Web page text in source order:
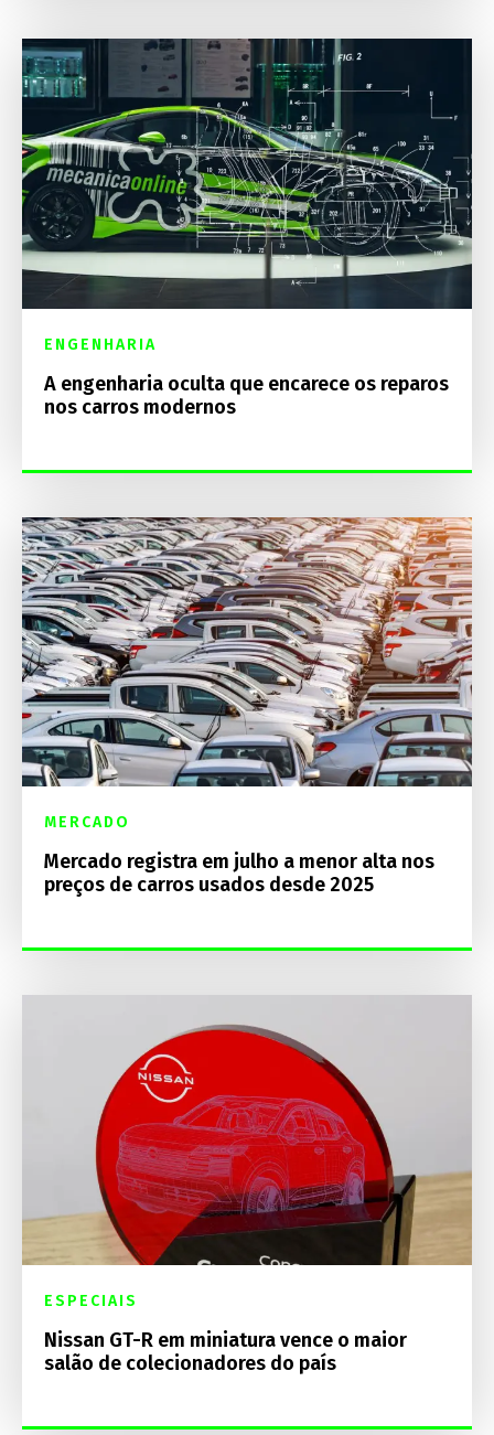
ENGENHARIA
A engenharia oculta que encarece os reparos
nos carros modernos
MERCADO
Mercado registra em julho a menor alta nos
preços de carros usados desde 2025
ESPECIAIS
Nissan GT-R em miniatura vence o maior
salão de colecionadores do país